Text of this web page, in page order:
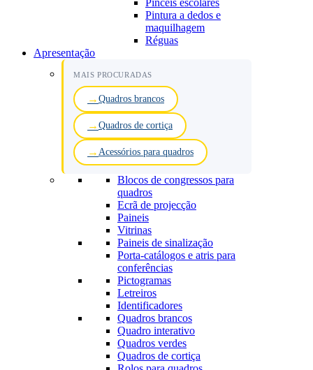
Pinceis escolares
Pintura a dedos e
maquilhagem
Réguas
Apresentação
MAIS PROCURADAS
Quadros brancos
Quadros de cortiça
Acessórios para quadros
Blocos de congressos para
quadros
Ecrã de projecção
Paineis
Vitrinas
Paineis de sinalização
Porta-catálogos e atris para
conferências
Pictogramas
Letreiros
Identificadores
Quadros brancos
Quadro interativo
Quadros verdes
Quadros de cortiça